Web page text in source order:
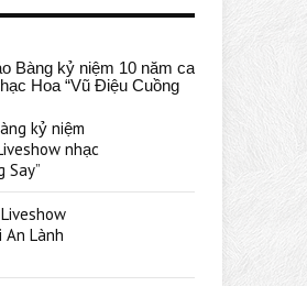
kỷ niệm
nhạc
Say”
An Lành